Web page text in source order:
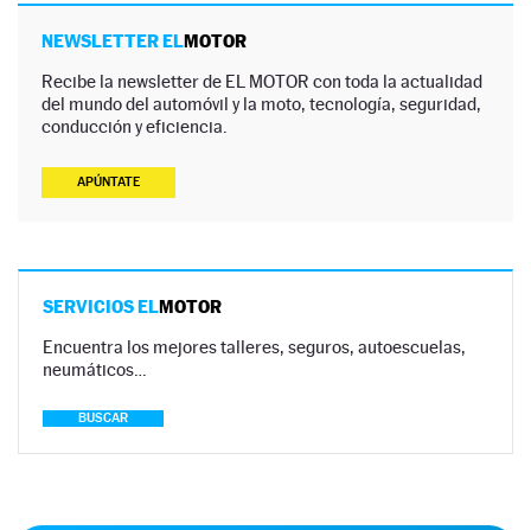
NEWSLETTER ELMOTOR
Recibe la newsletter de EL MOTOR con toda la actualidad
del mundo del automóvil y la moto, tecnología, seguridad,
conducción y eficiencia.
APÚNTATE
SERVICIOS ELMOTOR
Encuentra los mejores talleres, seguros, autoescuelas,
neumáticos…
BUSCAR